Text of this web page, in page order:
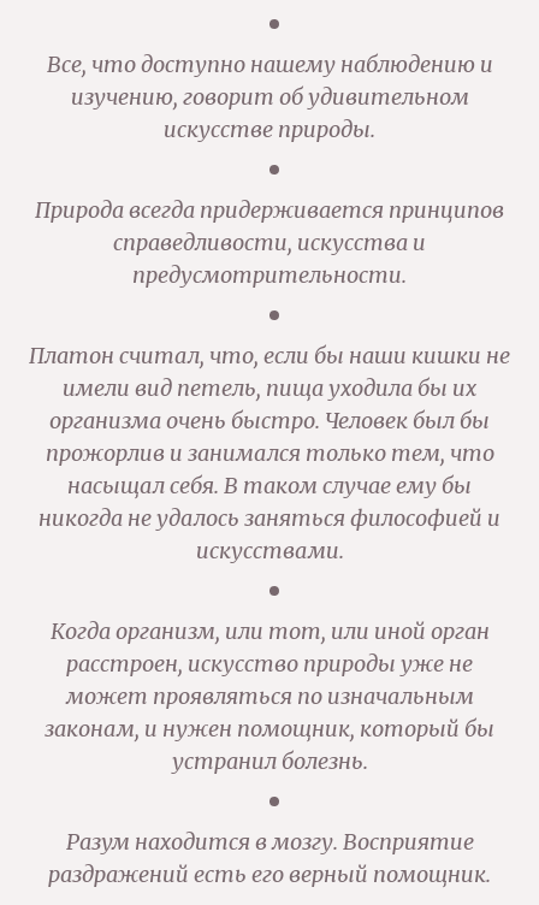
Все, что доступно нашему наблюдению и
изучению, говорит об удивительном
искусстве природы.
Природа всегда придерживается принципов
справедливости, искусства и
предусмотрительности.
Платон считал, что, если бы наши кишки не
имели вид петель, пища уходила бы их
организма очень быстро. Человек был бы
прожорлив и занимался только тем, что
насыщал себя. В таком случае ему бы
никогда не удалось заняться философией и
искусствами.
Когда организм, или тот, или иной орган
расстроен, искусство природы уже не
может проявляться по изначальным
законам, и нужен помощник, который бы
устранил болезнь.
Разум находится в мозгу. Восприятие
раздражений есть его верный помощник.